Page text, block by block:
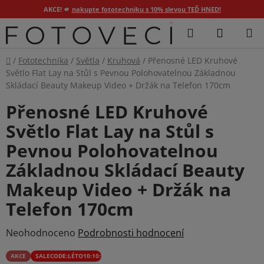
AKCE! 🫵 nakupte fototechniku s 10% slevou TEĎ HNED!
Přejít
na
Hledat
Domů
/ Fototechnika / Světla / Kruhová / Přenosné LED Kruhové
Světlo Flat Lay na Stůl s Pevnou Polohovatelnou Základnou
Skládací Beauty Makeup Video + Držák na Telefon 170cm
Přenosné LED Kruhové
Světlo Flat Lay na Stůl s
Pevnou Polohovatelnou
Základnou Skládací Beauty
Makeup Video + Držák na
Telefon 170cm
Průměrné
hodnocení
Neohodnoceno Podrobnosti hodnocení
AKCE SALECODE:LÉTO10:10:%